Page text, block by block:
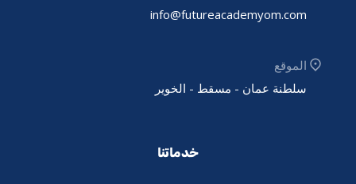
info@futureacademyom.com
الموقع
سلطنة عمان - مسقط - الخوير
خدماتنا